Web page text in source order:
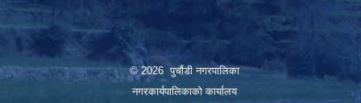
© 2026 पुर्चौडी नगरपालिका
नगरकार्यपालिकाकाे कार्यालय